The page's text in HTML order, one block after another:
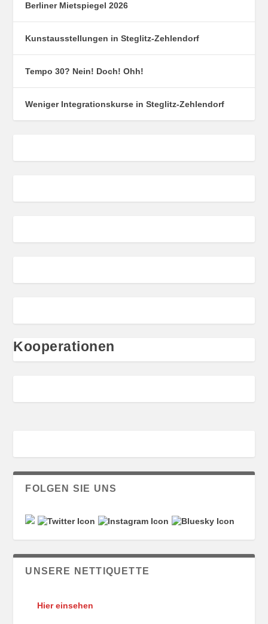
Berliner Mietspiegel 2026
Kunstausstellungen in Steglitz-Zehlendorf
Tempo 30? Nein! Doch! Ohh!
Weniger Integrationskurse in Steglitz-Zehlendorf
Kooperationen
FOLGEN SIE UNS
UNSERE NETTIQUETTE
Hier einsehen